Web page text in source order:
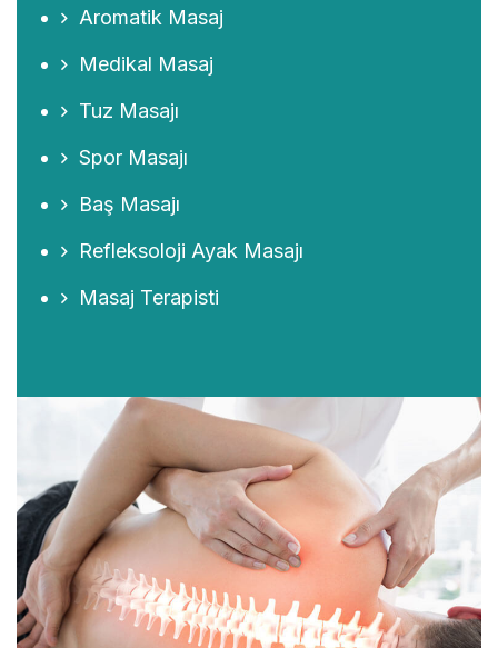
Aromatik Masaj
Medikal Masaj
Tuz Masajı
Spor Masajı
Baş Masajı
Refleksoloji Ayak Masajı
Masaj Terapisti